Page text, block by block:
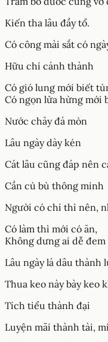
Kiến tha lâu đầy tổ.
Có công mài sắt có
Hữu chí cánh thành​
Có gió lung mới biết
Có ngọn lửa hừng mới
Nước chảy đá mòn
Lâu ngày dày kén
Cát lâu cũng đáp nên
Cần cù bù thông minh
Người có chí thì nên,
Có làm thì mới có ăn,
Không dưng ai dễ
Lâu ngày lá dâu thành
Thua keo này bày keo
Tích tiểu thành đại
Luyện mãi thành tài,